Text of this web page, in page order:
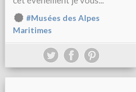
#Musées des Alpes
Maritimes